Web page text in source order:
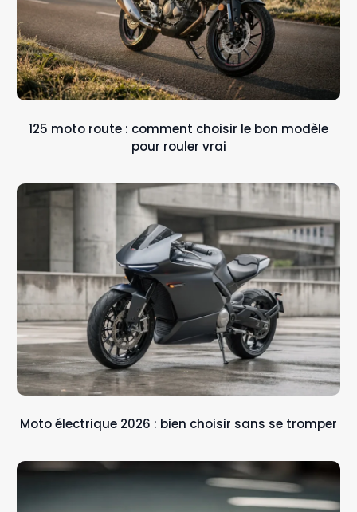
125 moto route : comment choisir le bon modèle
pour rouler vrai
Moto électrique 2026 : bien choisir sans se tromper